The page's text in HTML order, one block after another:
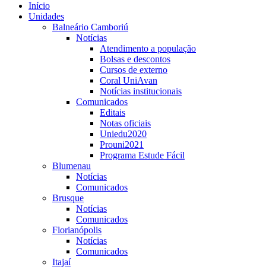
Início
Unidades
Balneário Camboriú
Notícias
Atendimento a população
Bolsas e descontos
Cursos de externo
Coral UniAvan
Notícias institucionais
Comunicados
Editais
Notas oficiais
Uniedu2020
Prouni2021
Programa Estude Fácil
Blumenau
Notícias
Comunicados
Brusque
Notícias
Comunicados
Florianópolis
Notícias
Comunicados
Itajaí